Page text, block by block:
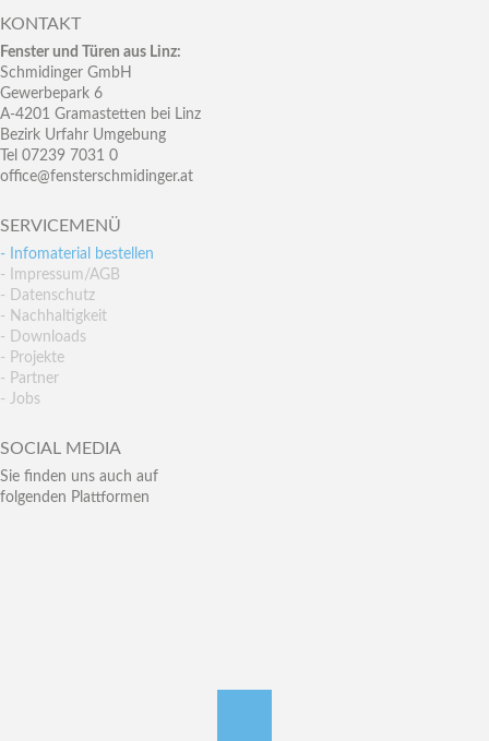
KONTAKT
Fenster und Türen aus Linz:
Schmidinger GmbH
Gewerbepark 6
A-4201 Gramastetten bei Linz
Bezirk Urfahr Umgebung
Tel 07239 7031 0
office@fensterschmidinger.at
SERVICEMENÜ
- Infomaterial bestellen
- Impressum/AGB
- Datenschutz
- Nachhaltigkeit
- Downloads
- Projekte
- Partner
- Jobs
SOCIAL MEDIA
Sie finden uns auch auf
folgenden Plattformen